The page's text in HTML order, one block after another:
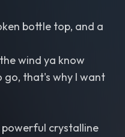
bottle top, and a
wind ya know
go, that's why I want
powerful crystalline